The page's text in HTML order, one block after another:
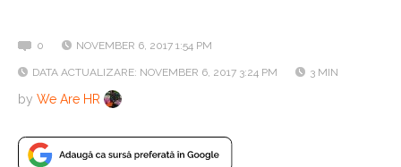
0 NOVEMBER 6, 2017 1:54 PM
DATA ACTUALIZARE: NOVEMBER 6, 2017 3:24 PM 3 MIN
by We Are HR